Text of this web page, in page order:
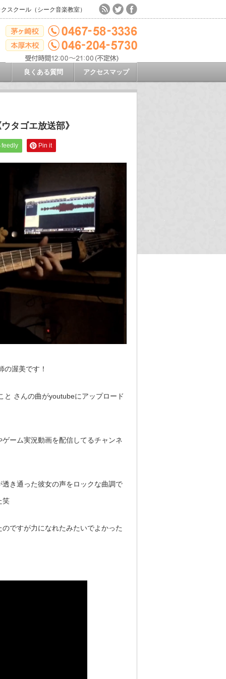
スクール（シーク音楽教室）
良くある質問 アクセスマップ
タゴエ放送部》
feedly Pin it
の渥美です！
と さんの曲がyoutubeにアップロード
ーム実況動画を配信してるチャンネ
き通った彼女の声をロックな曲調で
笑
ですが力になれたみたいでよかった